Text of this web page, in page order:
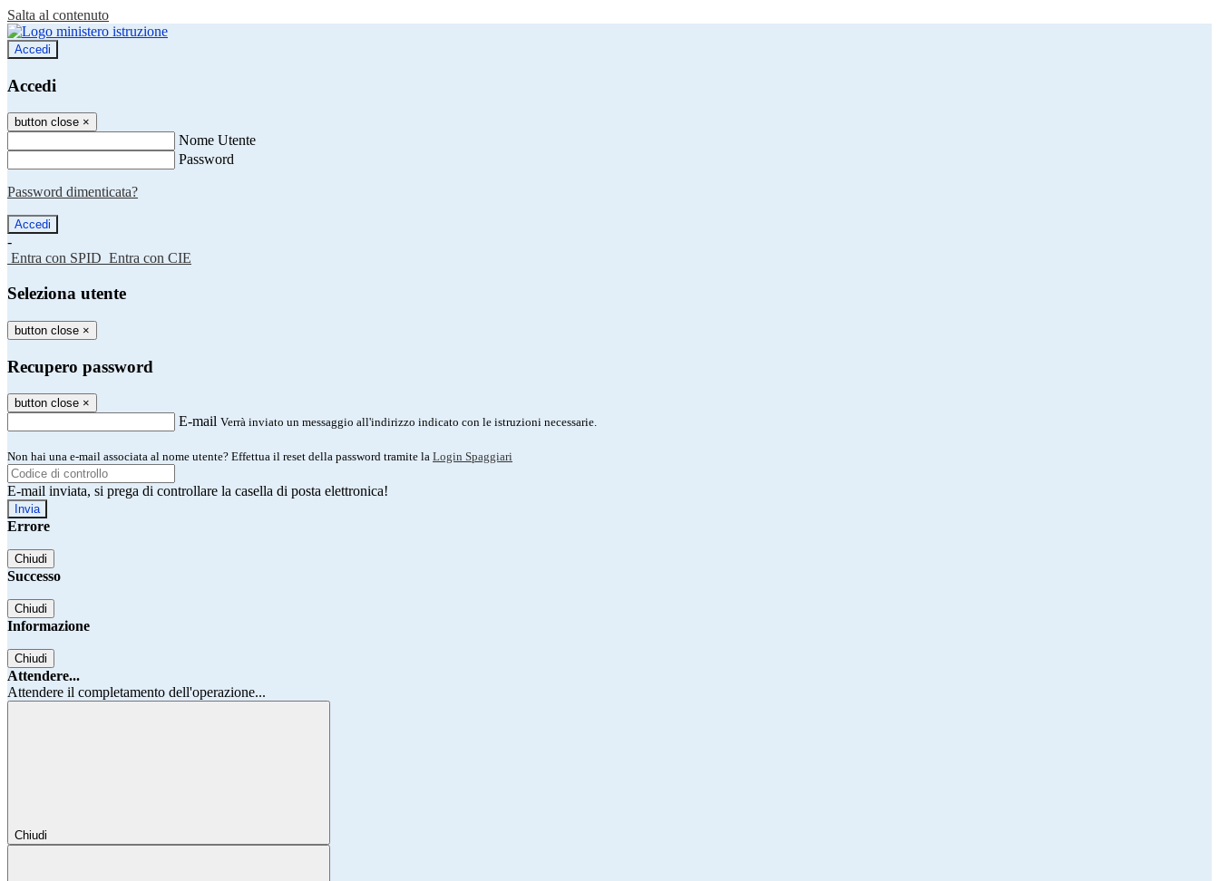
Salta al contenuto
Accedi
Accedi
button close ×
Nome Utente
Password
Password dimenticata?
-
Entra con SPID Entra con CIE
Seleziona utente
button close ×
Recupero password
button close ×
E-mail Verrà inviato un messaggio all'indirizzo indicato con le istruzioni necessarie.
Non hai una e-mail associata al nome utente? Effettua il reset della password tramite la Login Spaggiari
E-mail inviata, si prega di controllare la casella di posta elettronica!
Errore
Chiudi
Successo
Chiudi
Informazione
Chiudi
Attendere...
Attendere il completamento dell'operazione...
Chiudi